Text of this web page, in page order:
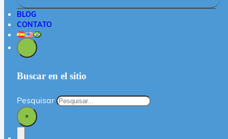
BLOG
CONTATO
Buscar en el sitio
Pesquisar
×